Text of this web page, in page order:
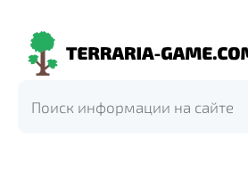
Terraria-